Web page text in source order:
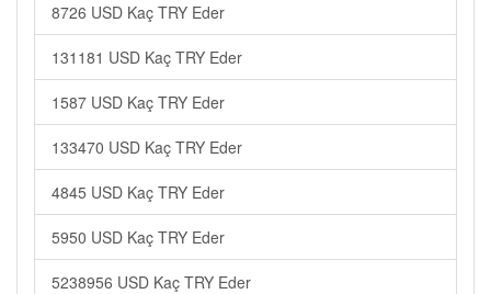
8726 USD Kaç TRY Eder
131181 USD Kaç TRY Eder
1587 USD Kaç TRY Eder
133470 USD Kaç TRY Eder
4845 USD Kaç TRY Eder
5950 USD Kaç TRY Eder
5238956 USD Kaç TRY Eder